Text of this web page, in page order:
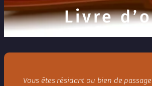
Livre
Vous êtes résidant ou bien de